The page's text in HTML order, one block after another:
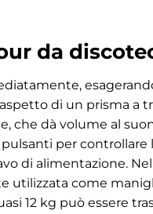
da
di un prisma a
che dà volume al
per
di alimentazione.
utilizzata come
12 kg può essere